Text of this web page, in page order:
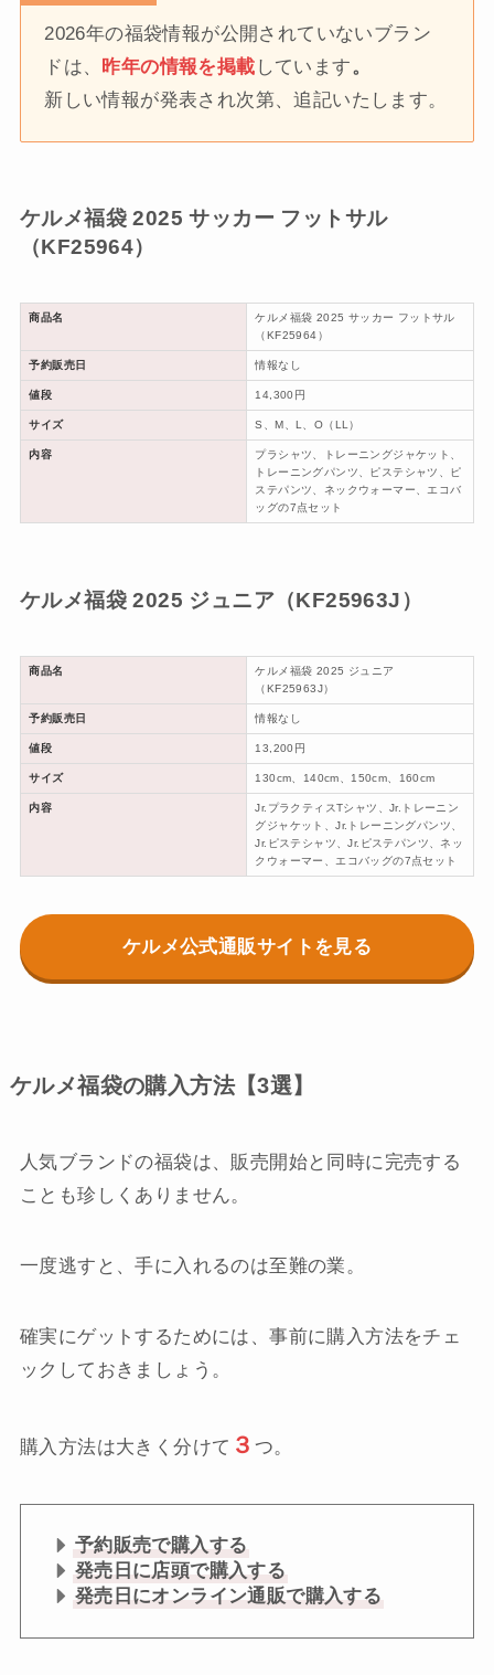
2026年の福袋情報が公開されていないブラン
ドは、 昨年の情報を掲載 しています。
新しい情報が発表され次第、追記いたします。
ケルメ福袋 2025 サッカー フットサル
（KF25964）
商品名
ケルメ福袋 2025 サッカー フットサル
（KF25964）
予約販売日 情報なし
値段 14,300円
サイズ S、M、L、O（LL）
内容
プラシャツ、トレーニングジャケット、
トレーニングパンツ、ピステシャツ、ピ
ステパンツ、ネックウォーマー、エコバ
ッグの7点セット
ケルメ福袋 2025 ジュニア（KF25963J）
商品名
ケルメ福袋 2025 ジュニア
（KF25963J）
予約販売日 情報なし
値段 13,200円
サイズ 130cm、140cm、150cm、160cm
内容
Jr.プラクティスTシャツ、Jr.トレーニン
グジャケット、Jr.トレーニングパンツ、
Jr.ピステシャツ、Jr.ピステパンツ、ネッ
クウォーマー、エコバッグの7点セット
ケルメ公式通販サイトを見る
ケルメ福袋の購入方法【3選】
人気ブランドの福袋は、販売開始と同時に完売する
ことも珍しくありません。
一度逃すと、手に入れるのは至難の業。
確実にゲットするためには、事前に購入方法をチェ
ックしておきましょう。
購入方法は大きく分けて ３ つ。
予約販売で購入する
発売日に店頭で購入する
発売日にオンライン通販で購入する